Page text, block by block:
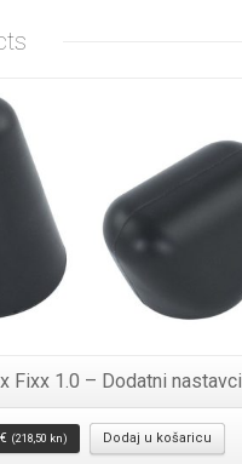
Fixx 1.0 – Dodatni nastavci
€ (218,50 kn) Dodaj u košaricu